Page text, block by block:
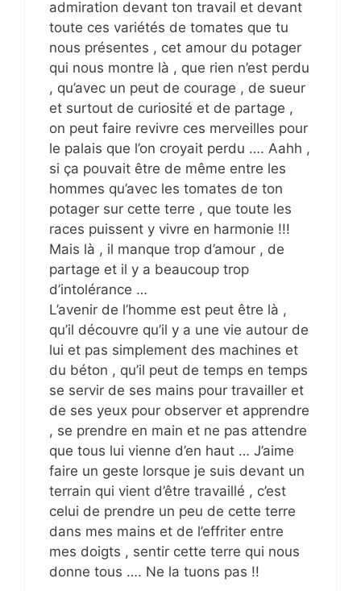
admiration devant ton travail et devant
toute ces variétés de tomates que tu
nous présentes , cet amour du potager
qui nous montre là , que rien n’est perdu
, qu’avec un peut de courage , de sueur
et surtout de curiosité et de partage ,
on peut faire revivre ces merveilles pour
le palais que l’on croyait perdu …. Aahh ,
si ça pouvait être de même entre les
hommes qu’avec les tomates de ton
potager sur cette terre , que toute les
races puissent y vivre en harmonie !!!
Mais là , il manque trop d’amour , de
partage et il y a beaucoup trop
d’intolérance …
L’avenir de l’homme est peut être là ,
qu’il découvre qu’il y a une vie autour de
lui et pas simplement des machines et
du béton , qu’il peut de temps en temps
se servir de ses mains pour travailler et
de ses yeux pour observer et apprendre
, se prendre en main et ne pas attendre
que tous lui vienne d’en haut … J’aime
faire un geste lorsque je suis devant un
terrain qui vient d’être travaillé , c’est
celui de prendre un peu de cette terre
dans mes mains et de l’effriter entre
mes doigts , sentir cette terre qui nous
donne tous …. Ne la tuons pas !!